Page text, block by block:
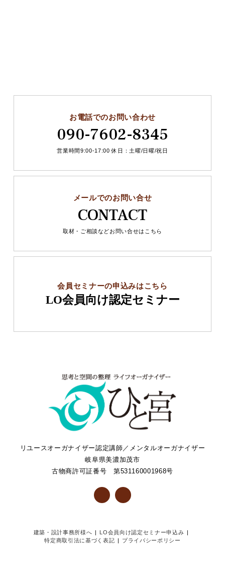
お電話でのお問い合わせ
090-7602-8345
営業時間9:00-17:00 休日：土曜/日曜/祝日
メールでのお問い合せ
CONTACT
取材・ご相談などお問い合せはこちら
会員セミナーの申込みはこちら
LO会員向け認定セミナー
リユースオーガナイザー認定講師／メンタルオーガナイザー
岐阜県美濃加茂市
古物商許可証番号 第531160001968号
建築・設計事務所様へ
LO会員向け認定セミナー申込み
特定商取引法に基づく表記
プライバシーポリシー